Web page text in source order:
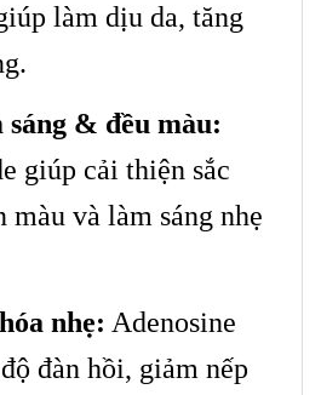
làm dịu da, tăng
& đều màu:
giúp cải thiện sắc
và làm sáng nhẹ
nhẹ: Adenosine
đàn hồi, giảm nếp